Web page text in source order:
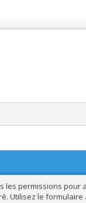
les permissions
Utilisez le